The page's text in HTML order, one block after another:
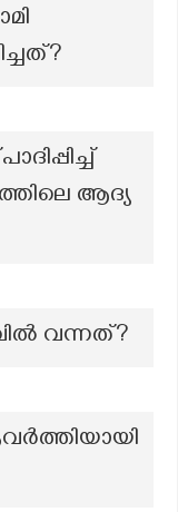
ആദ്യ
വന്നത്?